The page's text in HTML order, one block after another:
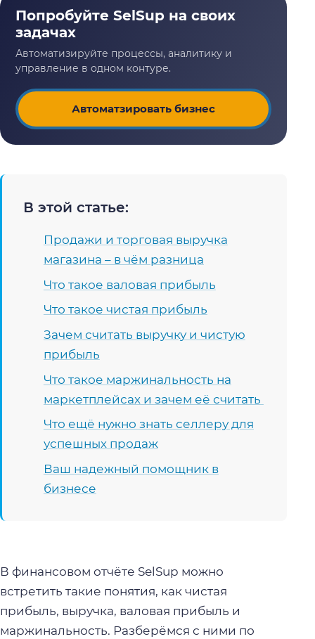
Автоматзировать бизнес
В этой статье:
Продажи и торговая выручка
магазина – в чём разница
Что такое валовая прибыль
Что такое чистая прибыль
Зачем считать выручку и чистую
прибыль
Что такое маржинальность на
маркетплейсахи зачем её считать
Что ещё нужно знать селлеру для
успешных продаж
Ваш надежный помощник в
бизнесе
В финансовом отчёте SelSup можно
встретить такие понятия, как чистая
прибыль, выручка, валовая прибыль и
маржинальность. Разберёмся с ними по